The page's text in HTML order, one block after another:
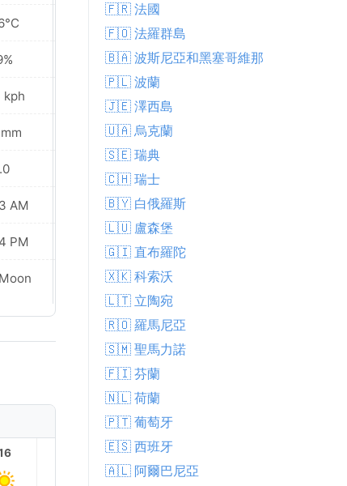
kph
AM
PM
52%
0.0 mm
05:45 AM
New Moon
18
🇫🇷 法國
🇫🇴 法羅群島
🇧🇦 波斯尼亞和黑塞哥維那
🇵🇱 波蘭
🇯🇪 澤西島
🇺🇦 烏克蘭
🇸🇪 瑞典
🇨🇭 瑞士
🇧🇾 白俄羅斯
🇱🇺 盧森堡
🇬🇮 直布羅陀
🇽🇰 科索沃
🇱🇹 立陶宛
🇷🇴 羅馬尼亞
🇸🇲 聖馬力諾
🇫🇮 芬蘭
🇳🇱 荷蘭
🇵🇹 葡萄牙
🇪🇸 西班牙
🇦🇱 阿爾巴尼亞